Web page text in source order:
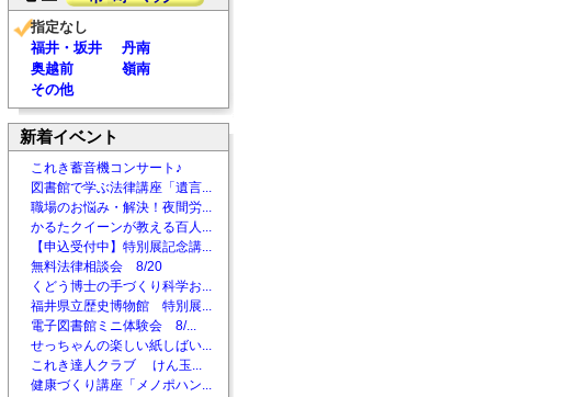
指定なし
福井・坂井
丹南
奥越前
嶺南
その他
新着イベント
これき蓄音機コンサート♪
図書館で学ぶ法律講座「遺言...
職場のお悩み・解決！夜間労...
かるたクイーンが教える百人...
【申込受付中】特別展記念講...
無料法律相談会 8/20
くどう博士の手づくり科学お...
福井県立歴史博物館 特別展...
電子図書館ミニ体験会 8/...
せっちゃんの楽しい紙しばい...
これき達人クラブ けん玉...
健康づくり講座「メノポハン...